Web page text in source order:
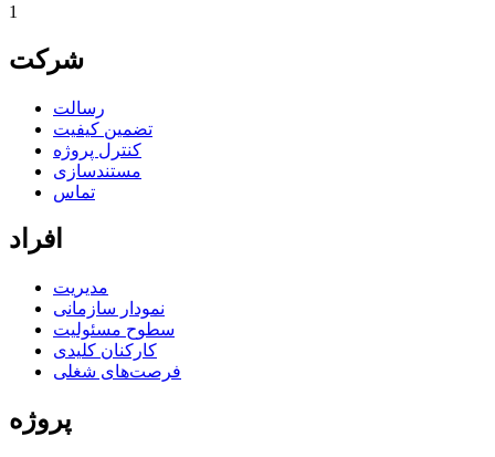
1
شرکت
رسالت
تضمین کیفیت
کنترل پروژه
مستندسازی
تماس
افراد
مدیریت
نمودار سازمانی
سطوح مسئولیت
کارکنان کلیدی
فرصت‌های شغلی
پروژه